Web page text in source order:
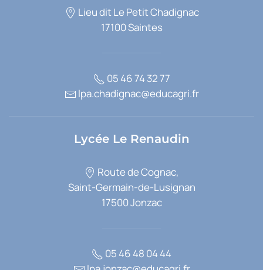
Lieu dit Le Petit Chadignac
17100 Saintes
05 46 74 32 77
lpa.chadignac@educagri.fr
Lycée Le Renaudin
Route de Cognac,
Saint-Germain-de-Lusignan
17500 Jonzac
05 46 48 04 44